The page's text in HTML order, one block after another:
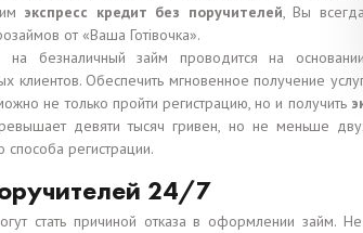
экспресс кредит без поручителей, Вы всегда
от «Ваша Готівочка».
безналичный займ проводится на основании
клиентов. Обеспечить мгновенное получение
не только пройти регистрацию, но и получить
девяти тысяч гривен, но не меньше
регистрации.
24/7
стать причиной отказа в оформлении займ. Не